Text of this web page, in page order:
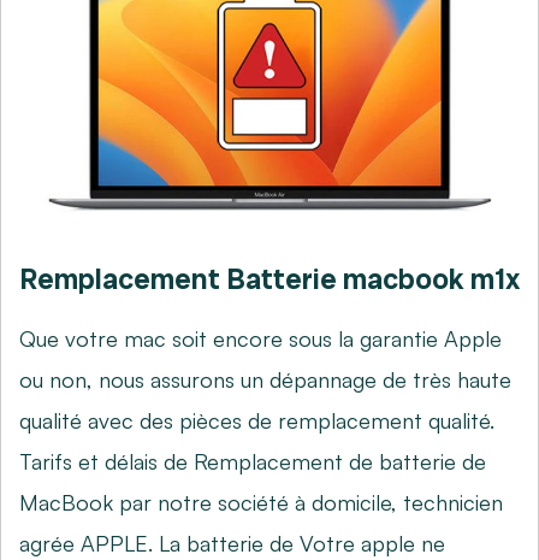
Remplacement Batterie macbook m1x
Que votre mac soit encore sous la garantie Apple
ou non, nous assurons un dépannage de très haute
qualité avec des pièces de remplacement qualité.
Tarifs et délais de Remplacement de batterie de
MacBook par notre société à domicile, technicien
agrée APPLE. La batterie de Votre apple ne